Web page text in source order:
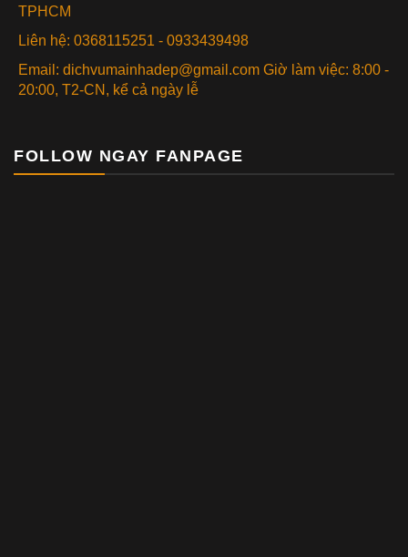
TPHCM
Liên hệ: 0368115251 - 0933439498
Email: dichvumainhadep@gmail.com Giờ làm việc: 8:00 -
20:00, T2-CN, kể cả ngày lễ
FOLLOW NGAY FANPAGE